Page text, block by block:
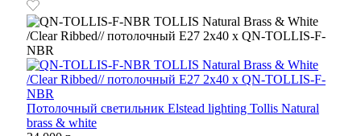
Потолочный светильник Elstead lighting Tollis Natural
brass & white